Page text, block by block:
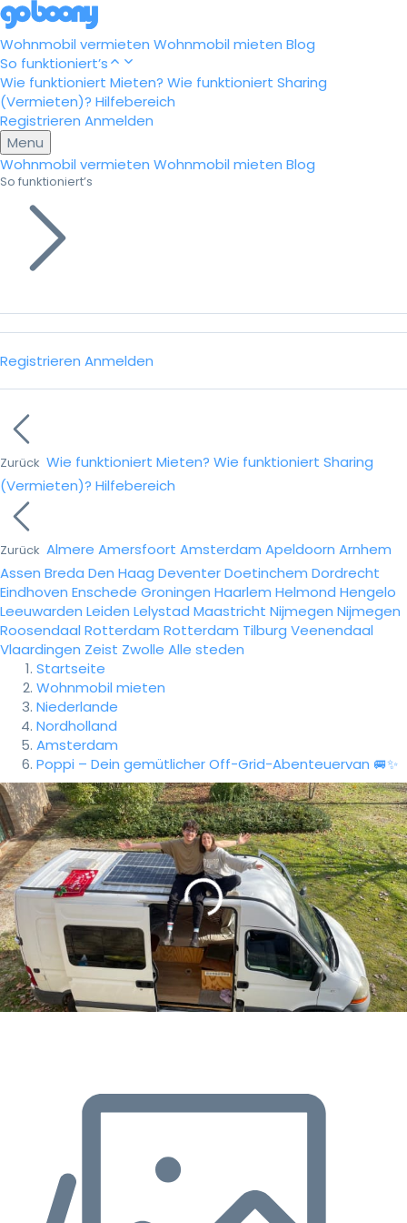
Wohnmobil vermieten Wohnmobil mieten Blog
So funktioniert’s
Wie funktioniert Mieten? Wie funktioniert Sharing
(Vermieten)? Hilfebereich
Registrieren Anmelden
Menu
Wohnmobil vermieten Wohnmobil mieten Blog
So funktioniert’s
Registrieren Anmelden
Zurück Wie funktioniert Mieten? Wie funktioniert Sharing
(Vermieten)? Hilfebereich
Zurück Almere Amersfoort Amsterdam Apeldoorn Arnhem
Assen Breda Den Haag DeventerDoetinchem Dordrecht
Eindhoven Enschede Groningen Haarlem Helmond Hengelo
Leeuwarden Leiden Lelystad Maastricht Nijmegen Nijmegen
Roosendaal Rotterdam Rotterdam Tilburg Veenendaal
Vlaardingen Zeist Zwolle Alle steden
Startseite
Wohnmobil mieten
Niederlande
Nordholland
Amsterdam
Poppi – Dein gemütlicher Off-Grid-Abenteuervan 🚐✨